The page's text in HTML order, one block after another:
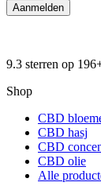
Aanmelden
9.3 sterren op
Shop
CBD
CBD hasj
CBD
CBD olie
Alle